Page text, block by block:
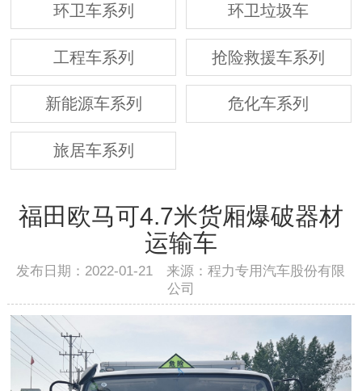
环卫车系列 环卫垃圾车
工程车系列 抢险救援车系列
新能源车系列 危化车系列
旅居车系列
福田欧马可4.7米货厢爆破器材
运输车
发布日期：2022-01-21 来源：程力专用汽车股份有限
公司